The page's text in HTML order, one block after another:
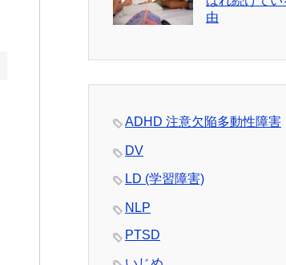
由
ADHD 注意欠陥多動性障害
DV
LD (学習障害)
NLP
PTSD